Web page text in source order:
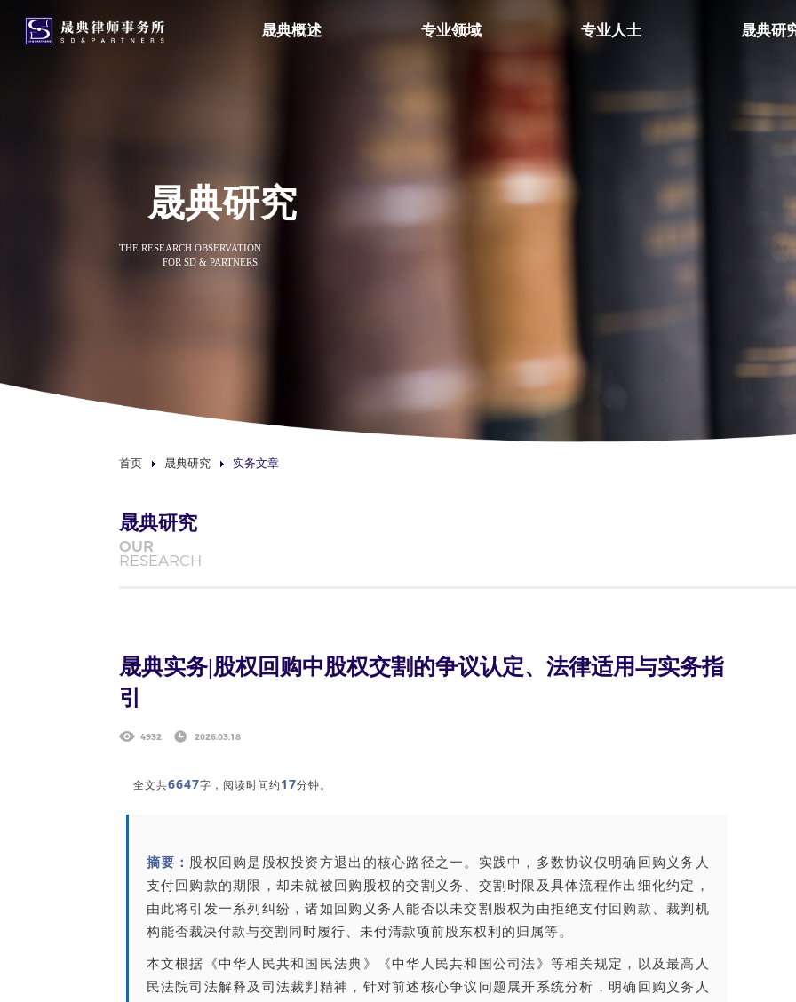
晟典概述 专业领域 专业人士 晟典研
晟典研究
THE RESEARCH OBSERVATION
FOR SD & PARTNERS
首页 晟典研究 实务文章
晟典研究
OUR
RESEARCH
晟典实务|股权回购中股权交割的争议认定、法律适用与实务指
引
4932 2026.03.18
全文共6647字，阅读时间约17分钟。
摘要： 股权回购是股权投资方退出的核心路径之一。实践中，多数协议仅明确回购义务人
支付回购款的期限，却未就被回购股权的交割义务、交割时限及具体流程作出细化约定，
由此将引发一系列纠纷，诸如回购义务人能否以未交割股权为由拒绝支付回购款、裁判机
构能否裁决付款与交割同时履行、未付清款项前股东权利的归属等。
本文根据 《中华人民共和国民法典》
《中华人民共和国公司法》等相关规定，以及最高人
民法院司法解释及司法裁判精神，针对前述核心争议问题展开系统分析，明确回购义务人